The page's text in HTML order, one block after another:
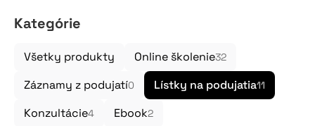
Kategórie
Všetky produkty Online školenie32
Záznamy z podujatí0 Lístky na podujatia11
Konzultácie4 Ebook2